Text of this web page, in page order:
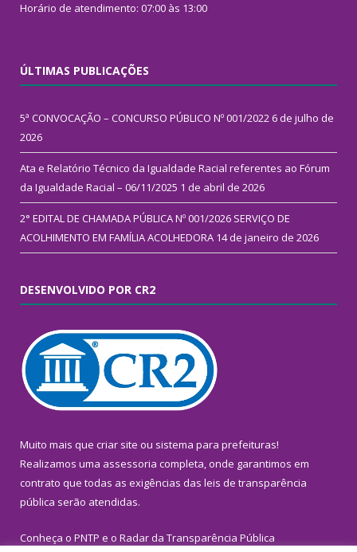
Horário de atendimento: 07:00 às 13:00
ÚLTIMAS PUBLICAÇÕES
5ª CONVOCAÇÃO – CONCURSO PÚBLICO Nº 001/2022 6 de julho de
2026
Ata e Relatório Técnico da Igualdade Racial referentes ao Fórum
da Igualdade Racial – 06/11/2025 1 de abril de 2026
2° EDITAL DE CHAMADA PÚBLICA Nº 001/2026 SERVIÇO DE
ACOLHIMENTO EM FAMÍLIA ACOLHEDORA 14 de janeiro de 2026
DESENVOLVIDO POR CR2
Muito mais que criar site ou sistema para prefeituras!
Realizamos uma assessoria completa, onde garantimos em
contrato que todas as exigências das leis de transparência
pública serão atendidas.
Conheça o PNTP e o Radar da Transparência Pública